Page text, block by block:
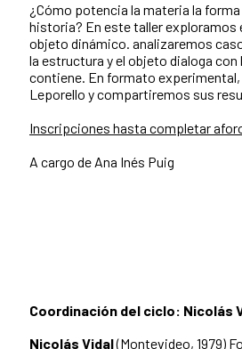
¿Cómo potencia la materia la
historia? En este taller exploramos
objeto dinámico. analizaremos
la estructura y el objeto dialoga con
contiene. En formato
Leporello y compartiremos sus
Inscripciones hasta completar
A cargo de Ana Inés Puig
Coordinación del ciclo: Nicolás
Nicolás Vidal(Montevideo, 1979)